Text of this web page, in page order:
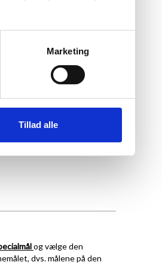
Marketing
Tillad alle
og vælge den
dvs. målene på den